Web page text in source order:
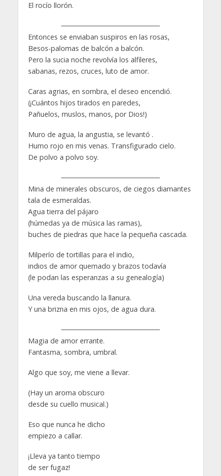
El rocío llorón.
Entonces se enviaban suspiros en las rosas,
Besos-palomas de balcón a balcón.
Pero la sucia noche revolvía los alfileres,
sabanas, rezos, cruces, luto de amor.
Caras agrias, en sombra, el deseo encendió.
(¡Cuántos hijos tirados en paredes,
Pañuelos, muslos, manos, por Dios!)
Muro de agua, la angustia, se levantó .
Humo rojo en mis venas. Transfigurado cielo.
De polvo a polvo soy.
Mina de minerales obscuros, de ciegos diamantes
tala de esmeraldas.
Agua tierra del pájaro
(húmedas ya de música las ramas),
buches de piedras que hace la pequeña cascada.
Milperío de tortillas para el indio,
indios de amor quemado y brazos todavía
(le podan las esperanzas a su genealogía)
Una vereda buscando la llanura.
Y una brizna en mis ojos, de agua dura.
Magia de amor errante.
Fantasma, sombra, umbral.
Algo que soy, me viene a llevar.
(Hay un aroma obscuro
desde su cuello musical.)
Eso que nunca he dicho
empiezo a callar.
¡Lleva ya tanto tiempo
de ser fugaz!